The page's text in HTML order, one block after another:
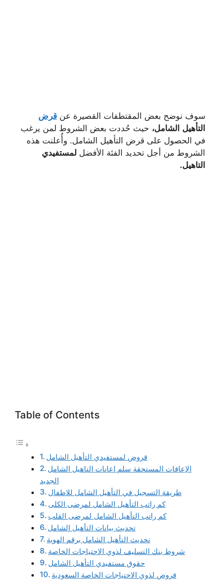
سوف نوضح بعض المقتطفات القصيرة عن قرض
التأهيل الشامل، حيث حُددت بعض الشروط لمن يرغب
في الحصول على قرض التأهيل الشامل. وأُعلنت هذه
الشروط من أجل تحديد الفئة الأفضل لمستفيدي
التاهيل.
Table of Contents
قروض لمستفيدي التأهيل الشامل
الإعاقات المستحقة سلم اعانات التاهيل الشامل
الجديد
طريقة التسجيل في التأهيل الشامل للاطفال
كم راتب التأهيل الشامل لمرضى الكلى
كم راتب التأهيل الشامل لمرضى القلب
تحديث بيانات التأهيل الشامل
تحديث التأهيل الشامل برقم الهوية
شروط بنك التسليف لذوي الاحتياجات الخاصة
حقوق مستفيدي التأهيل الشامل
قروض لذوي الاحتياجات الخاصة السعودية